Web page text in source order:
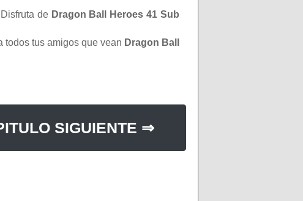
Disfruta de Dragon Ball Heroes 41 Sub
todos tus amigos que vean Dragon Ball
SIGUIENTE ⇒